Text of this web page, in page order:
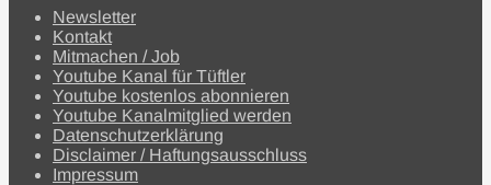
Newsletter
Kontakt
Mitmachen / Job
Youtube Kanal für Tüftler
Youtube kostenlos abonnieren
Youtube Kanalmitglied werden
Datenschutzerklärung
Disclaimer / Haftungsausschluss
Impressum